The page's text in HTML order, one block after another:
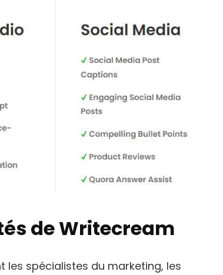
de Writecream
spécialistes du marketing, les